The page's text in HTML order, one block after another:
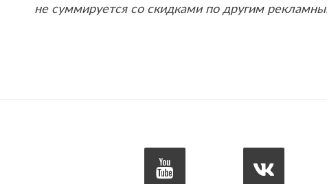
не суммируется со скидками по другим